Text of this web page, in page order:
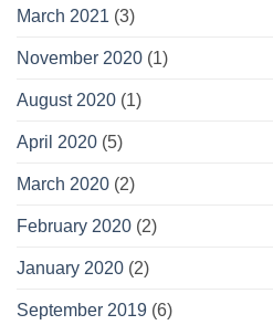
March 2021 (3)
November 2020 (1)
August 2020 (1)
April 2020 (5)
March 2020 (2)
February 2020 (2)
January 2020 (2)
September 2019 (6)